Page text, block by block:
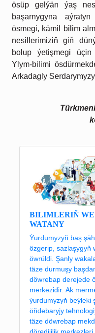
ösüp gelýän ýaş
başarnygyna
ösmegi, kämil bilim
nesillerimiziň giň
bolup ýetişmegi üçin
Ylym-bilimi
Arkadagly
BILIMLERIŇ
WATANY
Ýurdumyzyň baş
özgerip, sazlaşygyň
öwrüldi. Şanly
täze durmuşy
döwrebap derejede
merkezidir. Ak
ýurdumyzyň beýleki
öňdebaryjy
täze döwrebap
döredijilik